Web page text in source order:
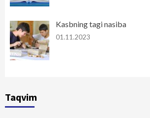
Kasbning tagi nasiba
01.11.2023
Taqvim